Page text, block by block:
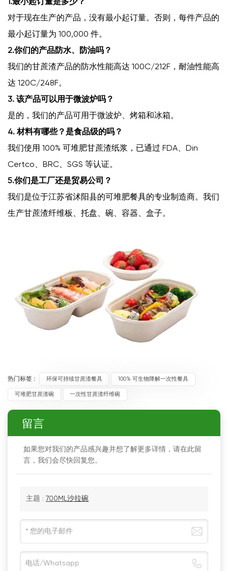
1.最小起订量是多少？
对于现在生产的产品，没有最小起订量。否则，每件产品的
最小起订量为 100,000 件。
2.你们的产品防水、防油吗？
我们的甘蔗渣产品的防水性能高达 100C/212F，耐油性能高
达 120C/248F。
3. 该产品可以用于微波炉吗？
是的，我们的产品可用于微波炉、烤箱和冰箱。
4. 材料有哪些？是食品级的吗？
我们使用 100% 可堆肥甘蔗渣纸浆，已通过 FDA、Din
Certco、BRC、SGS 等认证。
5.你们是工厂还是贸易公司？
我们是位于江苏省沭阳县的可堆肥餐具的专业制造商。我们
生产甘蔗渣纤维板、托盘、碗、容器、盒子。
热门标签 : 环保可持续甘蔗渣餐具 100% 可生物降解一次性餐具
可堆肥甘蔗渣碗 一次性甘蔗渣纤维碗
留言
如果您对我们的产品感兴趣并想了解更多详情，请在此留
言，我们会尽快回复您。
主题 : 700ML沙拉碗